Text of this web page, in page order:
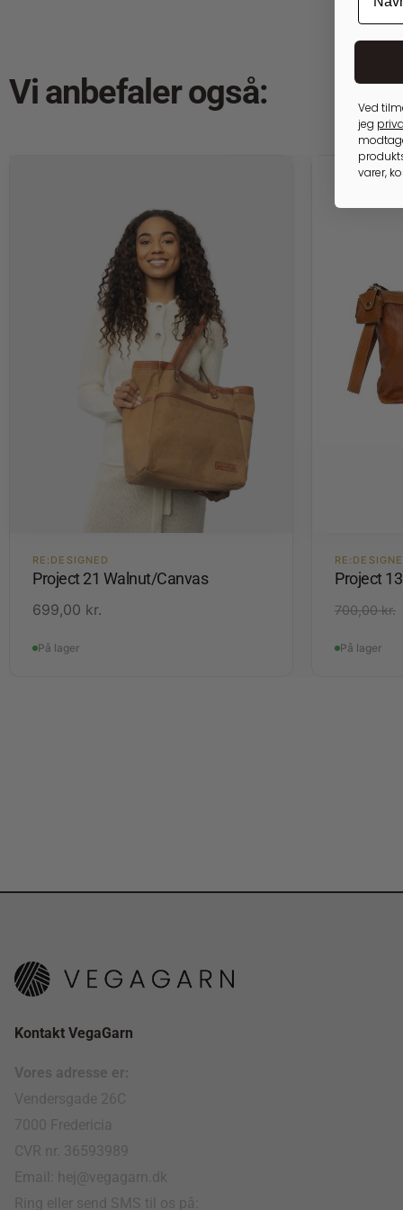
Vi anbefaler også:
RE:DESIGNED
Project 21 Walnut/Canvas
699,00 kr.
På lager
Project
700,00kr.
På lager
Kontakt VegaGarn
Vores adresse er:
Vendersgade 26C
7000 Fredericia
CVR nr. 36593989
Email: hej@vegagarn.dk
Ring eller send SMS til os på:
Ved
jeg
varer,